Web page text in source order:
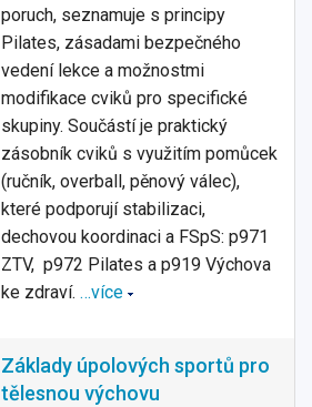
poruch, seznamuje s principy
Pilates, zásadami bezpečného
vedení lekce a možnostmi
modifikace cviků pro specifické
skupiny. Součástí je praktický
zásobník cviků s využitím pomůcek
(ručník, overball, pěnový válec),
které podporují stabilizaci,
dechovou koordinaci a FSpS: p971
ZTV, p972 Pilates a p919 Výchova
ke zdraví. …více
Základy úpolových sportů pro
tělesnou výchovu